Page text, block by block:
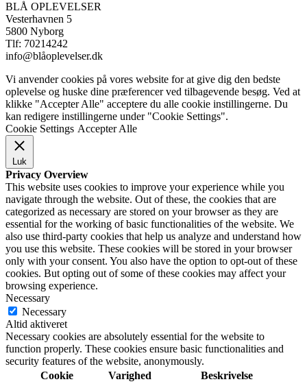
BLÅ OPLEVELSER
Vesterhavnen 5
5800 Nyborg
Tlf: 70214242
info@blåoplevelser.dk
Vi anvender cookies på vores website for at give dig den bedste
oplevelse og huske dine præferencer ved tilbagevende besøg. Ved at
klikke "Accepter Alle" acceptere du alle cookie instillingerne. Du
kan redigere instillingerne under "Cookie Settings".
Cookie Settings Accepter Alle
Luk
Privacy Overview
This website uses cookies to improve your experience while you
navigate through the website. Out of these, the cookies that are
categorized as necessary are stored on your browser as they are
essential for the working of basic functionalities of the website. We
also use third-party cookies that help us analyze and understand how
you use this website. These cookies will be stored in your browser
only with your consent. You also have the option to opt-out of these
cookies. But opting out of some of these cookies may affect your
browsing experience.
Necessary
Necessary
Altid aktiveret
Necessary cookies are absolutely essential for the website to
function properly. These cookies ensure basic functionalities and
security features of the website, anonymously.
Cookie
Varighed Beskrivelse